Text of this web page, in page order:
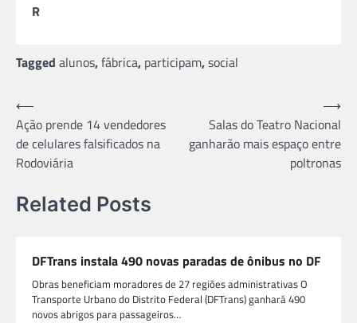
R
Tagged alunos,fábrica, participam,social
Navegação
de
Post
⟵
Ação prende 14 vendedores
de celulares falsificados na
Rodoviária
Salas do Teatro Nacional
ganharão mais espaço entre
poltronas
⟶
Related Posts
DFTrans instala 490 novas paradas de ônibus no DF
Obras beneficiam moradores de 27 regiões administrativas O
Transporte Urbano do Distrito Federal (DFTrans) ganhará 490
novos abrigos para passageiros…